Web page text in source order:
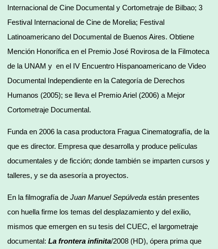
Internacional de Cine Documental y Cortometraje de Bilbao; 3
Festival Internacional de Cine de Morelia; Festival
Latinoamericano del Documental de Buenos Aires. Obtiene
Mención Honorífica en el Premio José Rovirosa de la Filmoteca
de la UNAM y en el IV Encuentro Hispanoamericano de Video
Documental Independiente en la Categoría de Derechos
Humanos (2005); se lleva el Premio Ariel (2006) a Mejor
Cortometraje Documental.
Funda en 2006 la casa productora Fragua Cinematografía, de la
que es director. Empresa que desarrolla y produce películas
documentales y de ficción; donde también se imparten cursos y
talleres, y se da asesoría a proyectos.
En la filmografía de Juan Manuel Sepúlveda están presentes
con huella firme los temas del desplazamiento y del exilio,
mismos que emergen en su tesis del CUEC, el largometraje
documental: La frontera infinita/2008 (HD), ópera prima que